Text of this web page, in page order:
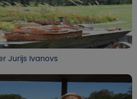
Jurijs Ivanovs